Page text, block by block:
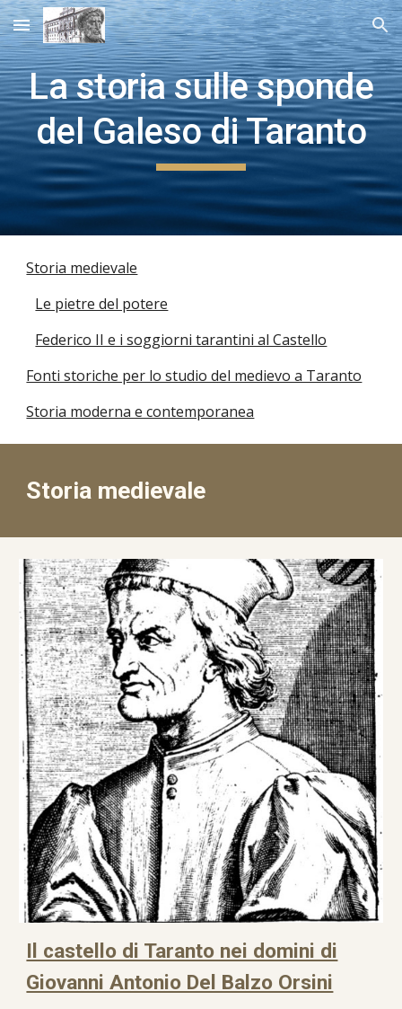
Skip to main content Skip to navigation
La storia sulle sponde
del Galeso di Taranto
Storia medievale
Le pietre del potere
Federico II e i soggiorni tarantini al Castello
Fonti storiche per lo studio del medievo a Taranto
Storia moderna e contemporanea
Storia medievale
Il castello di Taranto nei domini di
Giovanni Antonio Del Balzo Orsini